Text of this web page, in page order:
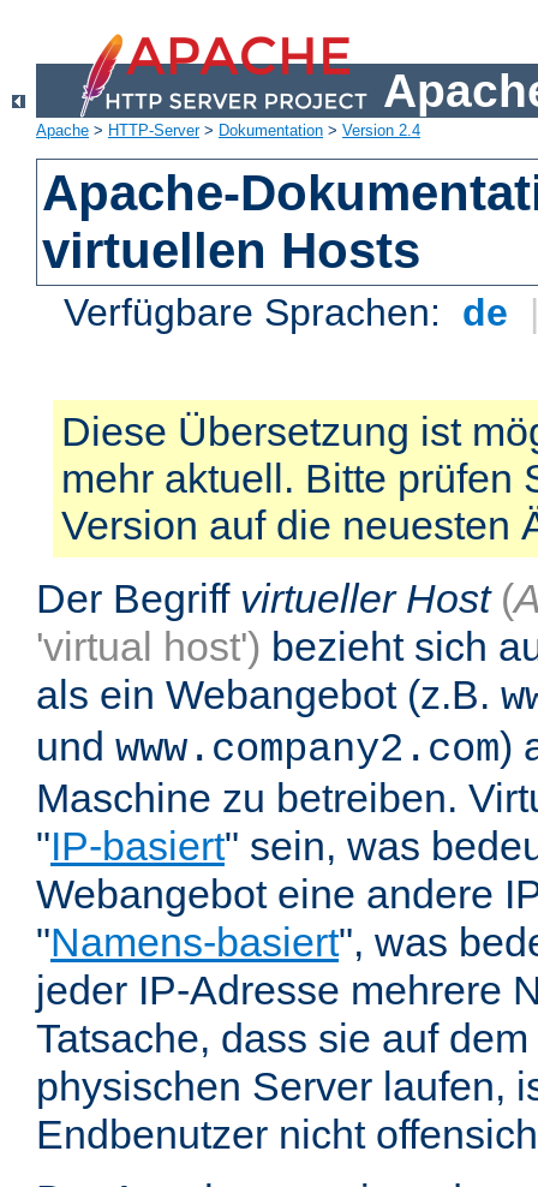
Apache > HTTP-Server> Dokumentation > Version 2.4
Apache-
virtuellen Hosts
Verfügbare Sprachen: de
Diese Übersetzung ist
mehr aktuell. Bitte prüfen
Version auf die neuesten
Der Begriff virtueller Host (
'virtual host') bezieht sich
als ein Webangebot (z.B.
und www.company2.com)
Maschine zu betreiben.
"IP-basiert" sein, was
Webangebot eine andere
"Namens-basiert", was
jeder IP-Adresse mehrere
Tatsache, dass sie auf
physischen Server laufen,
Endbenutzer nicht